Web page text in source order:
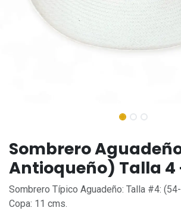
Sombrero
Antioqueño) Talla 4
Sombrero Típico Aguadeño: Talla #4:
Copa: 11 cms.